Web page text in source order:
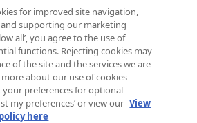
for improved site navigation,
supporting our marketing
all’, you agree to the use of
functions. Rejecting cookies may
of the site and the services we are
about our use of cookies
preferences for optional
my preferences’ or view our View
here